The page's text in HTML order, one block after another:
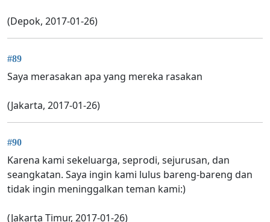
(Depok, 2017-01-26)
#89
Saya merasakan apa yang mereka rasakan
(Jakarta, 2017-01-26)
#90
Karena kami sekeluarga, seprodi, sejurusan, dan
seangkatan. Saya ingin kami lulus bareng-bareng dan
tidak ingin meninggalkan teman kami:)
(Jakarta Timur, 2017-01-26)